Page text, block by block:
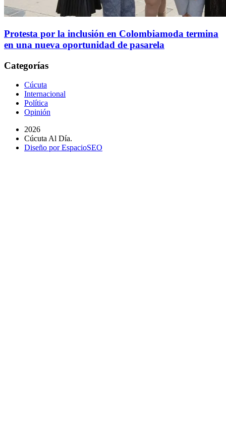
Protesta por la inclusión en Colombiamoda termina
en una nueva oportunidad de pasarela
Categorías
Cúcuta
Internacional
Política
Opinión
2026
Cúcuta Al Día.
Diseño por EspacioSEO